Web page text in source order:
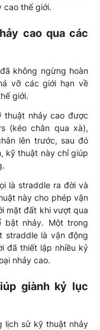
cao thế giới.
cao qua các
không ngừng hoàn
vỡ các giới hạn về
giới.
thuật nhảy cao được
(kéo chân qua xà),
lên trước, sau đó
kỹ thuật này chỉ giúp
là straddle ra đời và
này cho phép vận
mặt đất khi vượt qua
bật nhảy. Một trong
straddle là vận động
đã thiết lập nhiều kỷ
nhảy cao.
giành kỷ lục
lịch sử kỹ thuật nhảy